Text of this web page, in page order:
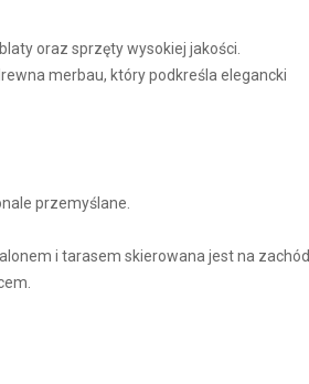
oraz sprzęty wysokiej jakości.
merbau, który podkreśla elegancki
przemyślane.
i tarasem skierowana jest na